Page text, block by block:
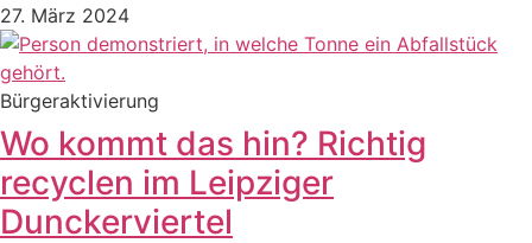
27. März 2024
Bürgeraktivierung
Wo kommt das hin? Richtig
recyclen im Leipziger
Dunckerviertel